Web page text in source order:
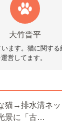
大竹晋平
ます。猫に関する
営してます。
猫→排水溝ネ
景に「古…